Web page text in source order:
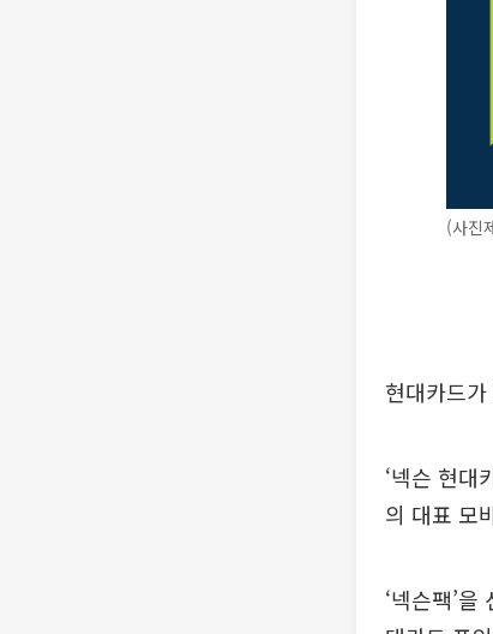
(사진
현대카드
‘넥슨 현대
의 대표 모
‘넥슨팩’